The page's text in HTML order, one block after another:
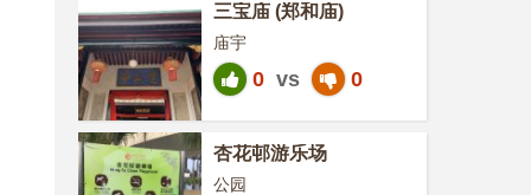
三宝庙 (郑和庙)
庙宇
0 vs 0
杏花邨游乐场
公园